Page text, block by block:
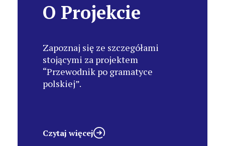
O Projekcie
Zapoznaj się ze szczegółami
stojącymi za projektem
“Przewodnik po gramatyce
polskiej”.
Czytaj więcej